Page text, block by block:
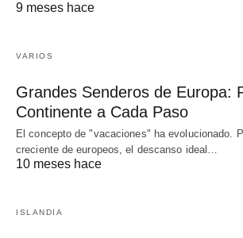
9 meses hace
VARIOS
Grandes Senderos de Europa:
Continente a Cada Paso
El concepto de "vacaciones" ha evolucionado.
creciente de europeos, el descanso ideal…
10 meses hace
ISLANDIA